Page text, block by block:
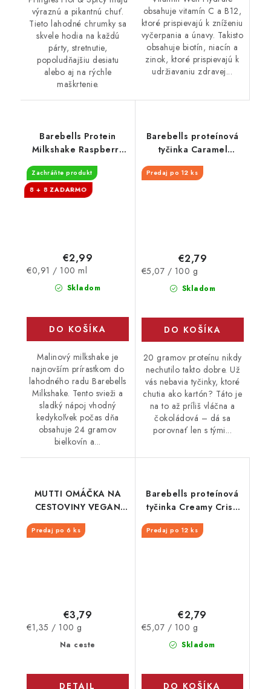
výraznú a pikantnú chuť.
Tieto lahodné chrumky sa
skvele hodia na každú
párty, stretnutie,
popoludňajšiu desiatu
alebo aj na rýchle
maškrtenie.
obsahuje vitamín C a B12,
ktoré prispievajú k zníženiu
vyčerpania a únavy. Takisto
obsahuje biotín, niacín a
zinok, ktoré prispievajú k
udržiavaniu zdravej...
Barebells Protein
Milkshake Raspberry
330 ml - EXPIRÁCIA
3.10.2026
Zachráňte produkt
8 + 8
Skladom
€2,99
Jednotková
€0,91 / 100 ml
DO KOŠÍKA
Malinový milkshake je
najnovším prírastkom do
lahodného radu Barebells
Milkshake. Tento svieži a
sladký nápoj vhodný
kedykoľvek počas dňa
obsahuje 24 gramov
bielkovín a...
Barebells proteínová
tyčinka Caramel
Cashew 55 g
Predaj po 12 ks
Skladom
€2,79
Jednotková
€5,07 / 100 g
DO KOŠÍKA
20 gramov proteínu nikdy
nechutilo takto dobre. Už
vás nebavia tyčinky, ktoré
chutia ako kartón? Táto je
na to až príliš vláčna a
čokoládová – dá sa
porovnať len s tými...
MUTTI OMÁČKA NA
CESTOVINY VEGAN
280G
Predaj po 6 ks
Na ceste
€3,79
Jednotková
€1,35 / 100 g
DETAIL
Barebells proteínová
tyčinka Creamy Crisp
Predaj po 12 ks
Skladom
€2,79
Jednotková
€5,07 / 100 g
DO KOŠÍKA